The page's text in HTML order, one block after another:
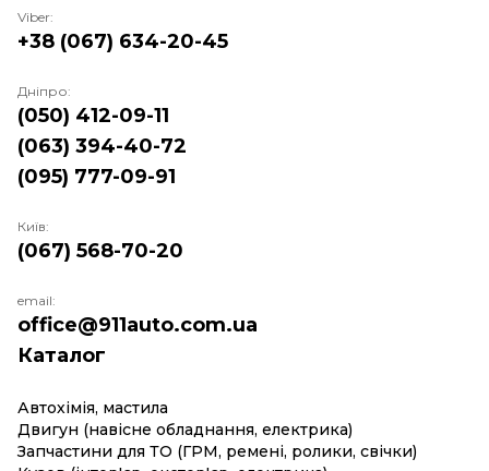
Каталог
Автохімія, мастила
Двигун (навісне обладнання, електрика)
Запчастини для ТО (ГРМ, ремені, ролики, свічки)
Viber:
+38 (067) 634-20-45
Дніпро:
(050) 412-09-11
(063) 394-40-72
(095) 777-09-91
Київ:
(067) 568-70-20
email:
office@911auto.com.ua